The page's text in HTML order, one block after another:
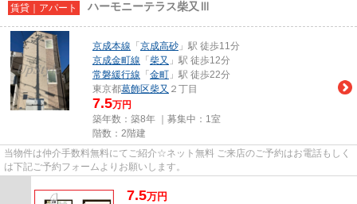
賃貸｜アパート ハーモニーテラス柴又Ⅲ
京成本線 「 京成高砂 」駅 徒歩11分
京成金町線 「 柴又 」駅 徒歩12分
常磐緩行線 「 金町 」駅 徒歩22分
東京都葛飾区柴又 ２丁目
7.5万円
築年数：築8年 ｜募集中： 1室
階数：2階建
当物件は仲介手数料無料にてご紹介☆ネット無料 ご来店のご予約はお電話もしく
は下記ご予約フォームよりお願いします。
7.5万円